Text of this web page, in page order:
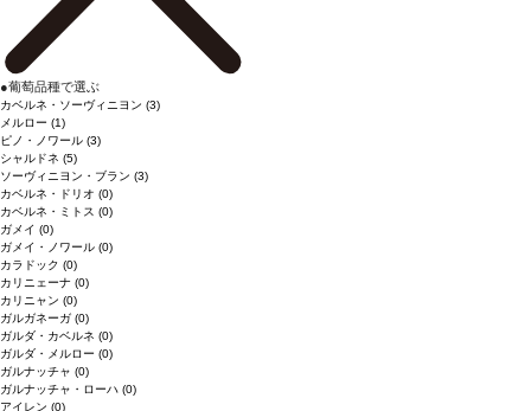
●葡萄品種で選ぶ
カベルネ・ソーヴィニヨン (3)
メルロー (1)
ピノ・ノワール (3)
シャルドネ (5)
ソーヴィニヨン・ブラン (3)
カベルネ・ドリオ (0)
カベルネ・ミトス (0)
ガメイ (0)
ガメイ・ノワール (0)
カラドック (0)
カリニェーナ (0)
カリニャン (0)
ガルガネーガ (0)
ガルダ・カベルネ (0)
ガルダ・メルロー (0)
ガルナッチャ (0)
ガルナッチャ・ローハ (0)
アイレン (0)